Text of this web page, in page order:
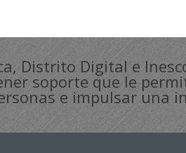
Distrito Digital e
soporte que le
e impulsar una